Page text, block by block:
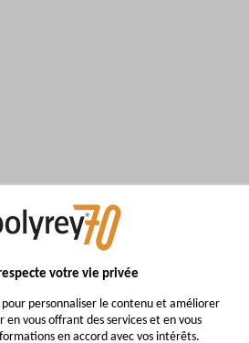
votre vie privée
pour personnaliser le contenu et améliorer
en vous offrant des services et en vous
en accord avec vos intérêts.